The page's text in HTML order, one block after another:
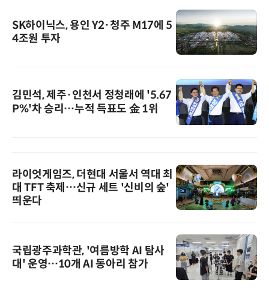
SK하이닉스, 용인 Y2·청주 M17에 5
4조원 투자
김민석, 제주·인천서 정청래에 '5.67
P%'차 승리…누적 득표도 金 1위
라이엇게임즈, 더현대 서울서 역대 최
대 TFT 축제…신규 세트 '신비의 숲'
띄운다
국립광주과학관, '여름방학 AI 탐사
대' 운영…10개 AI 동아리 참가